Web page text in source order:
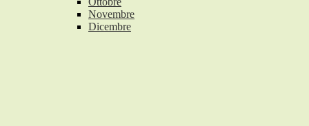
Novembre
Dicembre